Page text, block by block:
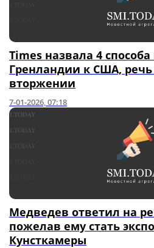
Times назвала 4
Гренландии к США,
вторжении
7-01-2026, 07:18
Медведев ответил на
пожелав ему стать
Кунсткамеры